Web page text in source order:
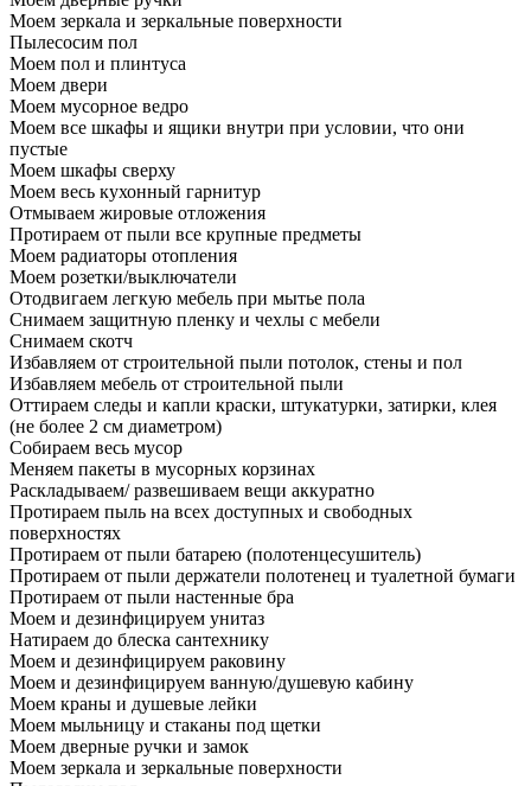
Моем зеркала и зеркальные поверхности
Пылесосим пол
Моем пол и плинтуса
Моем двери
Моем мусорное ведро
Моем все шкафы и ящики внутри при условии, что они
пустые
Моем шкафы сверху
Моем весь кухонный гарнитур
Отмываем жировые отложения
Протираем от пыли все крупные предметы
Моем радиаторы отопления
Моем розетки/выключатели
Отодвигаем легкую мебель при мытье пола
Снимаем защитную пленку и чехлы с мебели
Снимаем скотч
Избавляем от строительной пыли потолок, стены и пол
Избавляем мебель от строительной пыли
Оттираем следы и капли краски, штукатурки, затирки, клея
(не более 2 см диаметром)
Собираем весь мусор
Меняем пакеты в мусорных корзинах
Раскладываем/ развешиваем вещи аккуратно
Протираем пыль на всех доступных и свободных
поверхностях
Протираем от пыли батарею (полотенцесушитель)
Протираем от пыли держатели полотенец и туалетной бумаги
Протираем от пыли настенные бра
Моем и дезинфицируем унитаз
Натираем до блеска сантехнику
Моем и дезинфицируем раковину
Моем и дезинфицируем ванную/душевую кабину
Моем краны и душевые лейки
Моем мыльницу и стаканы под щетки
Моем дверные ручки и замок
Моем зеркала и зеркальные поверхности